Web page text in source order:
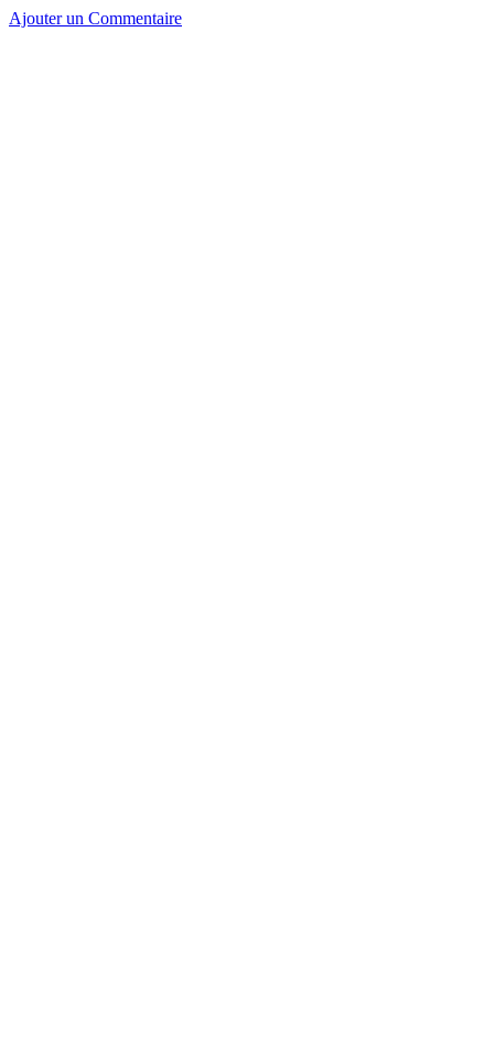
Ajouter un Commentaire